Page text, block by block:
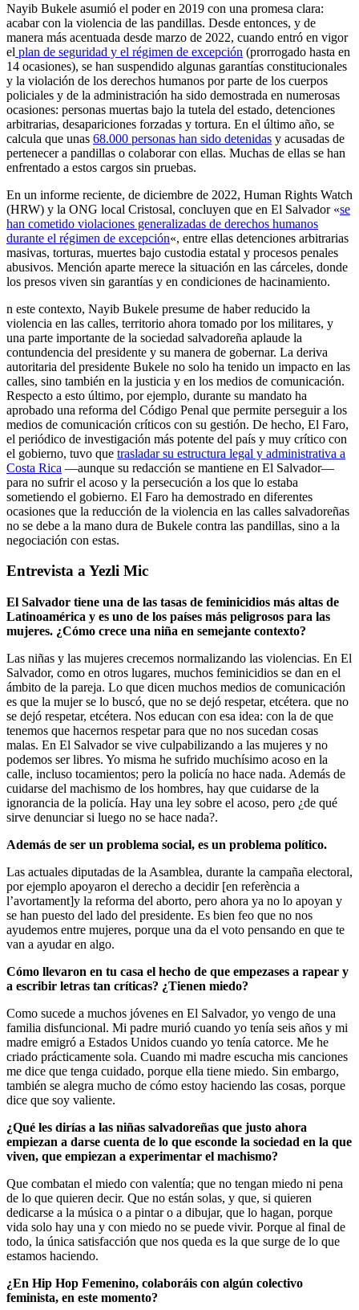
Nayib Bukele asumió el poder en 2019 con una promesa clara:
acabar con la violencia de las pandillas. Desde entonces, y de
manera más acentuada desde marzo de 2022, cuando entró en vigor
el plan de seguridad y el régimen de excepción (prorrogado hasta en
14 ocasiones), se han suspendido algunas garantías constitucionales
y la violación de los derechos humanos por parte de los cuerpos
policiales y de la administración ha sido demostrada en numerosas
ocasiones: personas muertas bajo la tutela del estado, detenciones
arbitrarias, desapariciones forzadas y tortura. En el último año, se
calcula que unas 68.000 personas han sido detenidas y acusadas de
pertenecer a pandillas o colaborar con ellas. Muchas de ellas se han
enfrentado a estos cargos sin pruebas.
En un informe reciente, de diciembre de 2022, Human Rights Watch
(HRW) y la ONG local Cristosal, concluyen que en El Salvador «se
han cometido violaciones generalizadas de derechos humanos
durante el régimen de excepción«, entre ellas detenciones arbitrarias
masivas, torturas, muertes bajo custodia estatal y procesos penales
abusivos. Mención aparte merece la situación en las cárceles, donde
los presos viven sin garantías y en condiciones de hacinamiento.
n este contexto, Nayib Bukele presume de haber reducido la
violencia en las calles, territorio ahora tomado por los militares, y
una parte importante de la sociedad salvadoreña aplaude la
contundencia del presidente y su manera de gobernar. La deriva
autoritaria del presidente Bukele no solo ha tenido un impacto en las
calles, sino también en la justicia y en los medios de comunicación.
Respecto a esto último, por ejemplo, durante su mandato ha
aprobado una reforma del Código Penal que permite perseguir a los
medios de comunicación críticos con su gestión. De hecho, El Faro,
el periódico de investigación más potente del país y muy crítico con
el gobierno, tuvo que trasladar su estructura legal y administrativa a
Costa Rica —aunque su redacción se mantiene en El Salvador—
para no sufrir el acoso y la persecución a los que lo estaba
sometiendo el gobierno. El Faro ha demostrado en diferentes
ocasiones que la reducción de la violencia en las calles salvadoreñas
no se debe a la mano dura de Bukele contra las pandillas, sino a la
negociación con estas.
Entrevista a Yezli Mic
El Salvador tiene una de las tasas de feminicidios más altas de
Latinoamérica y es uno de los países más peligrosos para las
mujeres. ¿Cómo crece una niña en semejante contexto?
Las niñas y las mujeres crecemos normalizando las violencias. En El
Salvador, como en otros lugares, muchos feminicidios se dan en el
ámbito de la pareja. Lo que dicen muchos medios de comunicación
es que la mujer se lo buscó, que no se dejó respetar, etcétera. que no
se dejó respetar, etcétera. Nos educan con esa idea: con la de que
tenemos que hacernos respetar para que no nos sucedan cosas
malas. En El Salvador se vive culpabilizando a las mujeres y no
podemos ser libres. Yo misma he sufrido muchísimo acoso en la
calle, incluso tocamientos; pero la policía no hace nada. Además de
cuidarse del machismo de los hombres, hay que cuidarse de la
ignorancia de la policía. Hay una ley sobre el acoso, pero ¿de qué
sirve denunciar si luego no se hace nada?.
Además de ser un problema social, es un problema político.
Las actuales diputadas de la Asamblea, durante la campaña electoral,
por ejemplo apoyaron el derecho a decidir [en referència a
l’avortament]y la reforma del aborto, pero ahora ya no lo apoyan y
se han puesto del lado del presidente. Es bien feo que no nos
ayudemos entre mujeres, porque una da el voto pensando en que te
van a ayudar en algo.
Cómo llevaron en tu casa el hecho de que empezases a rapear y
a escribir letras tan críticas? ¿Tienen miedo?
Como sucede a muchos jóvenes en El Salvador, yo vengo de una
familia disfuncional. Mi padre murió cuando yo tenía seis años y mi
madre emigró a Estados Unidos cuando yo tenía catorce. Me he
criado prácticamente sola. Cuando mi madre escucha mis canciones
me dice que tenga cuidado, porque ella tiene miedo. Sin embargo,
también se alegra mucho de cómo estoy haciendo las cosas, porque
dice que soy valiente.
¿Qué les dirías a las niñas salvadoreñas que justo ahora
empiezan a darse cuenta de lo que esconde la sociedad en la que
viven, que empiezan a experimentar el machismo?
Que combatan el miedo con valentía; que no tengan miedo ni pena
de lo que quieren decir. Que no están solas, y que, si quieren
dedicarse a la música o a pintar o a dibujar, que lo hagan, porque
vida solo hay una y con miedo no se puede vivir. Porque al final de
todo, la única satisfacción que nos queda es la que surge de lo que
estamos haciendo.
¿En Hip Hop Femenino, colaboráis con algún colectivo
feminista, en este momento?